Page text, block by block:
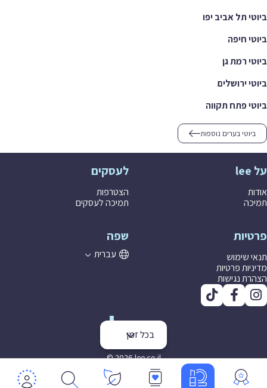
בכל זמן
ביוטי תל אביב יפו
ביוטי חיפה
ביוטי רמת גן
ביוטי ירושלים
ביוטי פתח תקווה
ביוטי בערים נוספות
על lee
אודות
תמיכה
לעסקים
הצטרפות
תמיכה לעסקים
פרטיות
תנאי שימוש
מדיניות פרטיות
הצהרת נגישות
שפה
עברית
© 2026 lee co il